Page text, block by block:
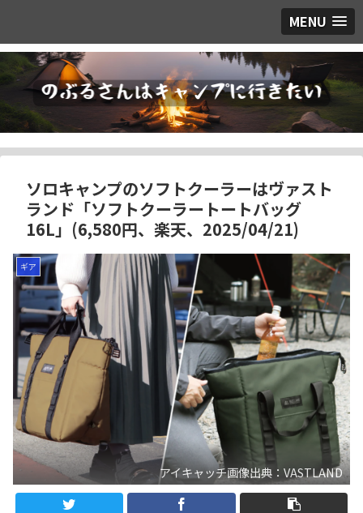
MENU
ソロキャンプのソフトクーラーはヴァスト
ランド「ソフトクーラートートバッグ
16L」(6,580円、楽天、2025/04/21)
ギア
アイキャッチ画像出典：VASTLAND